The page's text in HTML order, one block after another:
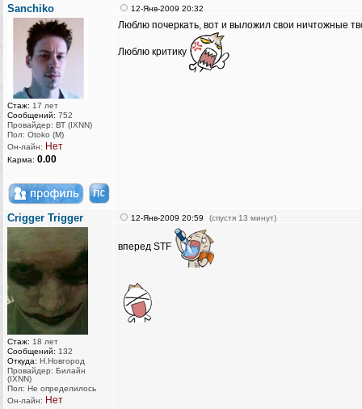
Sanchiko
Стаж: 17 лет
Сообщений: 752
Провайдер: ВТ (IXNN)
Пол: Otoko (M)
Он-лайн: Нет
Карма: 0.00
12-Янв-2009 20:32
Люблю почеркать, вот и выложил свои ничтожные
Люблю критику
Crigger Trigger
Стаж: 18 лет
Сообщений: 132
Откуда: Н.Новгород
Провайдер: Билайн
(IXNN)
Пол: Не определилось
Он-лайн: Нет
12-Янв-2009 20:59 (спустя 13 минут)
вперед STF